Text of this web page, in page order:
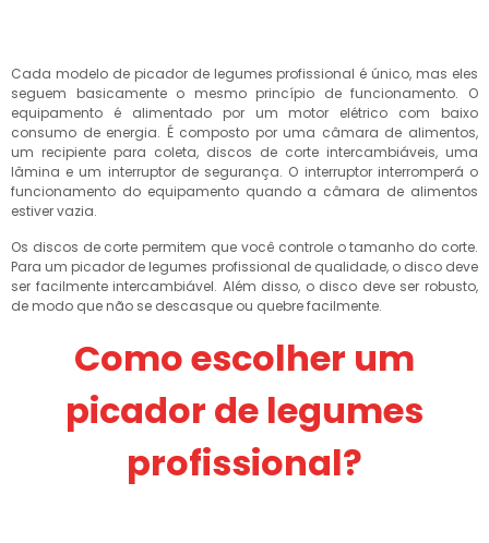
Cada modelo de picador de legumes profissional é único, mas eles
seguem basicamente o mesmo princípio de funcionamento. O
equipamento é alimentado por um motor elétrico com baixo
consumo de energia. É composto por uma câmara de alimentos,
um recipiente para coleta, discos de corte intercambiáveis, uma
lâmina e um interruptor de segurança. O interruptor interromperá o
funcionamento do equipamento quando a câmara de alimentos
estiver vazia.
Os discos de corte permitem que você controle o tamanho do corte.
Para um picador de legumes profissional de qualidade, o disco deve
ser facilmente intercambiável. Além disso, o disco deve ser robusto,
de modo que não se descasque ou quebre facilmente.
Como escolher um
picador de legumes
profissional?